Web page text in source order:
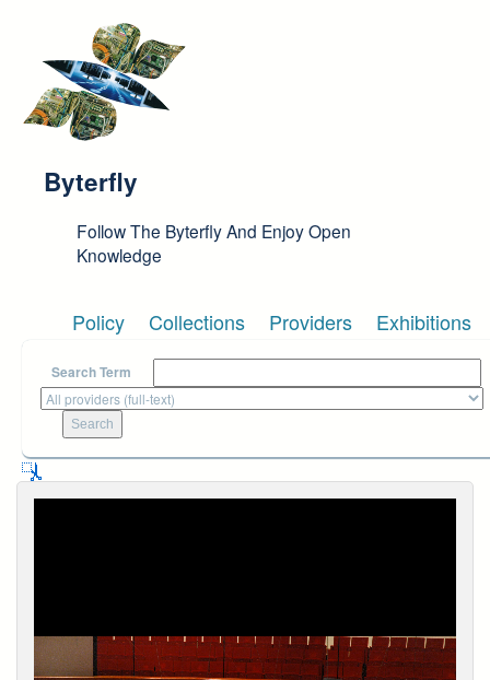
Byterfly
Follow The Byterfly And Enjoy Open
Knowledge
Policy Collections Providers Exhibitions
Search Term